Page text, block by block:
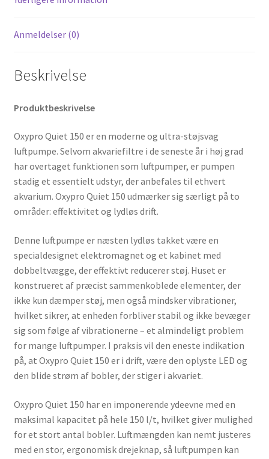
Anmeldelser (0)
Beskrivelse
Produktbeskrivelse
Oxypro Quiet 150 er en moderne og ultra-støjsvag
luftpumpe. Selvom akvariefiltre i de seneste år i høj grad
har overtaget funktionen som luftpumper, er pumpen
stadig et essentielt udstyr, der anbefales til ethvert
akvarium. Oxypro Quiet 150 udmærker sig særligt på to
områder: effektivitet og lydløs drift.
Denne luftpumpe er næsten lydløs takket være en
specialdesignet elektromagnet og et kabinet med
dobbeltvægge, der effektivt reducerer støj. Huset er
konstrueret af præcist sammenkoblede elementer, der
ikke kun dæmper støj, men også mindsker vibrationer,
hvilket sikrer, at enheden forbliver stabil og ikke bevæger
sig som følge af vibrationerne – et almindeligt problem
for mange luftpumper. I praksis vil den eneste indikation
på, at Oxypro Quiet 150 er i drift, være den oplyste LED og
den blide strøm af bobler, der stiger i akvariet.
Oxypro Quiet 150 har en imponerende ydeevne med en
maksimal kapacitet på hele 150 l/t, hvilket giver mulighed
for et stort antal bobler. Luftmængden kan nemt justeres
med en stor, ergonomisk drejeknap, så luftpumpen kan